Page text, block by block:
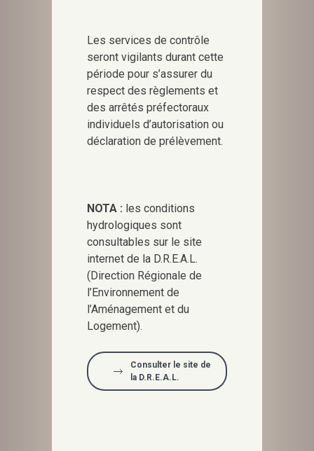
Les services de contrôle
seront vigilants durant cette
période pour s’assurer du
respect des règlements et
des arrêtés préfectoraux
individuels d’autorisation ou
déclaration de prélèvement.
NOTA : les conditions
hydrologiques sont
consultables sur le site
internet de la D.R.E.A.L.
(Direction Régionale de
l’Environnement de
l’Aménagement et du
Logement).
Consulter le site de
la D.R.E.A.L.